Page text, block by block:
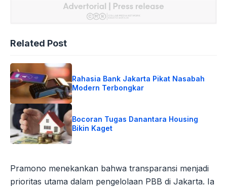
Related Post
Rahasia Bank Jakarta Pikat Nasabah
Modern Terbongkar
Bocoran Tugas Danantara Housing
Bikin Kaget
Pramono menekankan bahwa transparansi menjadi
prioritas utama dalam pengelolaan PBB di Jakarta. Ia